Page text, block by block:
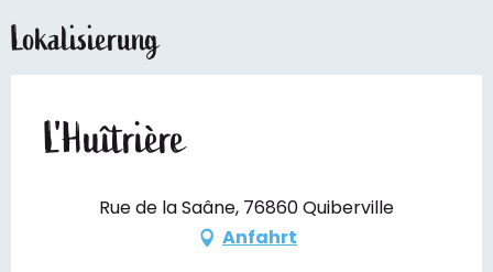
Lokalisierung
L'Huîtrière
Rue de la Saâne, 76860 Quiberville
Anfahrt